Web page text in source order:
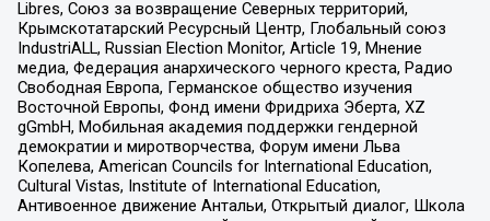
Libres, Союз за возвращение Северных территорий,
Крымскотатарский Ресурсный Центр, Глобальный союз
IndustriALL, Russian Election Monitor, Article 19, Мнение
медиа, Федерация анархического черного креста, Радио
Свободная Европа, Германское общество изучения
Восточной Европы, Фонд имени Фридриха Эберта, XZ
gGmbH, Мобильная академия поддержки гендерной
демократии и миротворчества, Форум имени Льва
Копелева, American Councils for International Education,
Cultural Vistas, Institute of International Education,
Антивоенное движение Антальи, Открытый диалог, Школа